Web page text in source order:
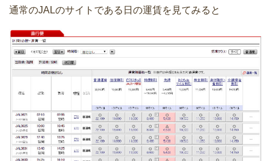
通常のJALのサイトである日の運賃を見てみると